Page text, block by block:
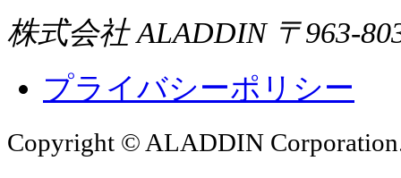
株式会社 ALADDIN〒963-
プライバシーポリシー
Copyright © ALADDIN